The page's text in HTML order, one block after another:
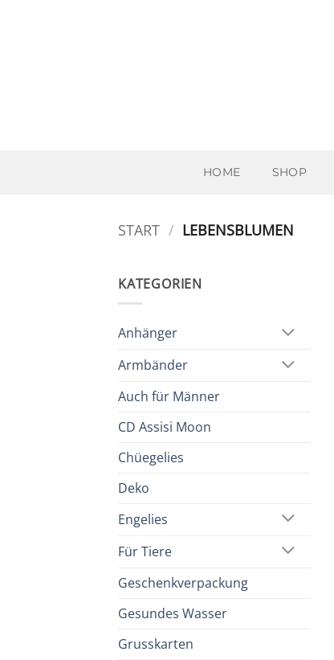
HOME SHOP
START / LEBENSBLUMEN
KATEGORIEN
Anhänger
Armbänder
Auch für Männer
CD Assisi Moon
Chüegelies
Deko
Engelies
Für Tiere
Geschenkverpackung
Gesundes Wasser
Grusskarten